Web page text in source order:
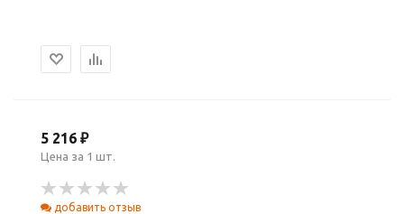
5 216 ₽
Цена за 1 шт.
добавить отзыв